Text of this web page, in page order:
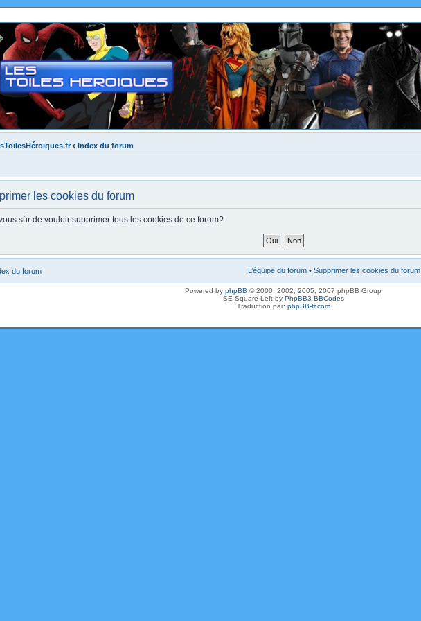
‹ Index du forum
les cookies du forum
sûr de vouloir supprimer tous les cookies de ce forum?
du forum L’équipe du forum • Supprimer les cookies du forum
Powered by phpBB © 2000, 2002, 2005, 2007 phpBB Group
SE Square Left by PhpBB3 BBCodes
Traduction par: phpBB-fr.com